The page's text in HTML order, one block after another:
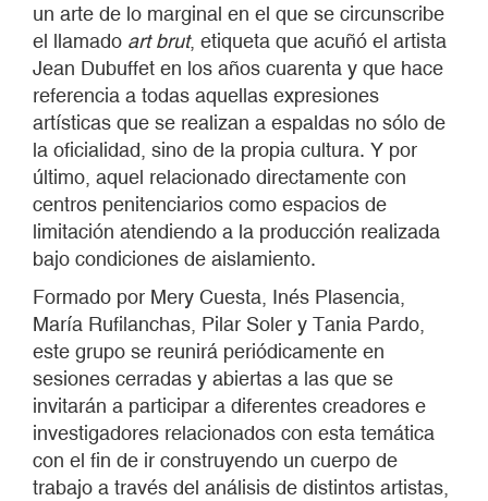
un arte de lo marginal en el que se circunscribe
el llamado art brut, etiqueta que acuñó el artista
Jean Dubuffet en los años cuarenta y que hace
referencia a todas aquellas expresiones
artísticas que se realizan a espaldas no sólo de
la oficialidad, sino de la propia cultura. Y por
último, aquel relacionado directamente con
centros penitenciarios como espacios de
limitación atendiendo a la producción realizada
bajo condiciones de aislamiento.
Formado por Mery Cuesta, Inés Plasencia,
María Rufilanchas, Pilar Soler y Tania Pardo,
este grupo se reunirá periódicamente en
sesiones cerradas y abiertas a las que se
invitarán a participar a diferentes creadores e
investigadores relacionados con esta temática
con el fin de ir construyendo un cuerpo de
trabajo a través del análisis de distintos artistas,